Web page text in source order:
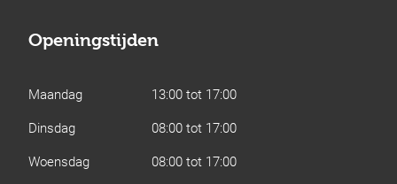
Openingstijden
Maandag
13:00 tot 17:00
Dinsdag
08:00 tot 17:00
Woensdag
08:00 tot 17:00